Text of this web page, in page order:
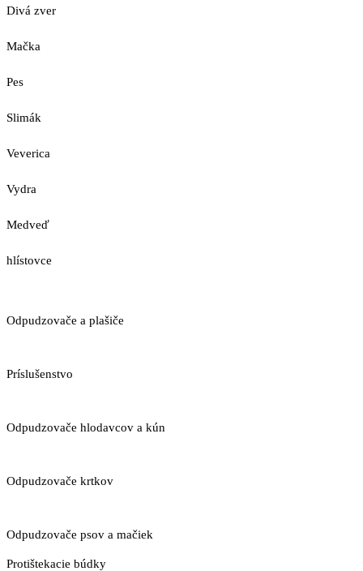
Divá zver
Mačka
Pes
Slimák
Veverica
Vydra
Medveď
hlístovce
Odpudzovače a plašiče
Príslušenstvo
Odpudzovače hlodavcov a kún
Odpudzovače krtkov
Odpudzovače psov a mačiek
Protištekacie búdky